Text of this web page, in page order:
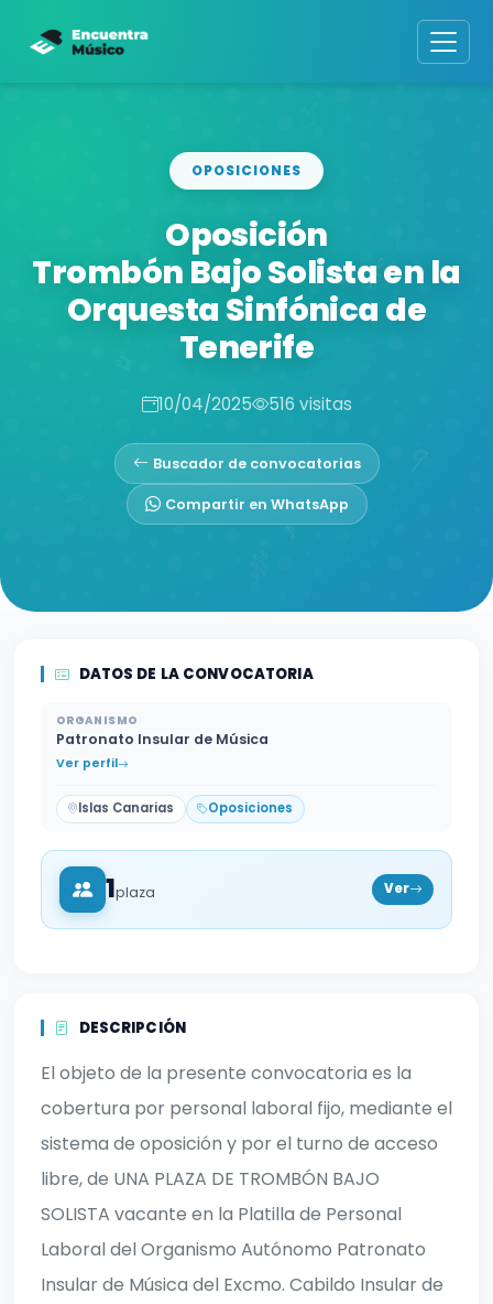
OPOSICIONES
Oposición
Trombón Bajo Solista en la
Orquesta Sinfónica de
Tenerife
10/04/2025 516 visitas
Buscador de convocatorias
Compartir en WhatsApp
DATOS DE LA CONVOCATORIA
ORGANISMO
Patronato Insular de Música
Ver perfil
Islas Canarias Oposiciones
1plaza Ver
DESCRIPCIÓN
El objeto de la presente convocatoria es la
cobertura por personal laboral fijo, mediante el
sistema de oposición y por el turno de acceso
libre, de UNA PLAZA DE TROMBÓN BAJO
SOLISTA vacante en la Platilla de Personal
Laboral del Organismo Autónomo Patronato
Insular de Música del Excmo. Cabildo Insular de